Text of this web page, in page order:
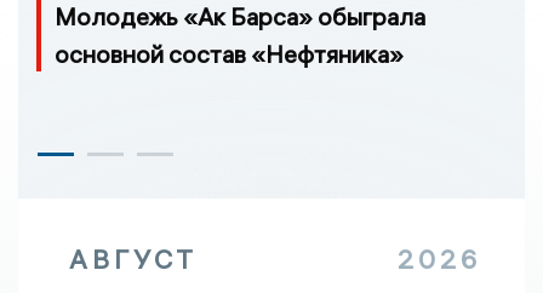
Молодежь «Ак Барса» обыграла
основной состав «Нефтяника»
АВГУСТ 2026